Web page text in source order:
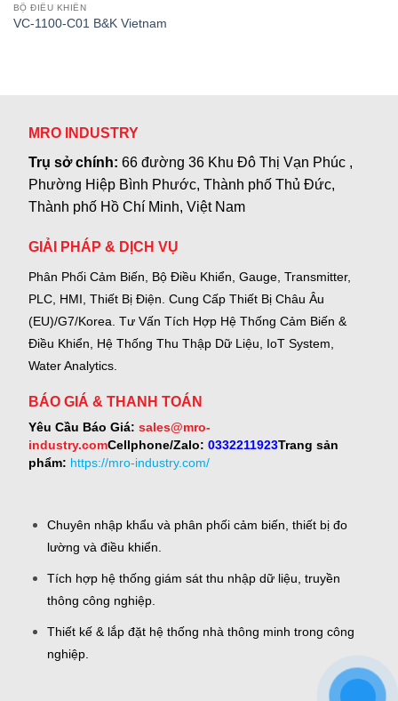
BỘ ĐIỀU KHIỂN
VC-1100-C01 B&K Vietnam
MRO INDUSTRY
Trụ sở chính:66 đường 36 Khu Đô Thị Vạn Phúc ,
Phường Hiệp Bình Phước, Thành phố Thủ Đức,
Thành phố Hồ Chí Minh, Việt Nam
GIẢI PHÁP & DỊCH VỤ
Phân Phối Cảm Biến, Bộ Điều Khiển, Gauge, Transmitter,
PLC, HMI, Thiết Bị Điện. Cung Cấp Thiết Bị Châu Âu
(EU)/G7/Korea. Tư Vấn Tích Hợp Hệ Thống Cảm Biến &
Điều Khiển, Hệ Thống Thu Thập Dữ Liệu, IoT System,
Water Analytics.
BÁO GIÁ & THANH TOÁN
Yêu Cầu Báo Giá: sales@mro-
industry.comCellphone/Zalo: 0332211923Trang sản
phẩm: https://mro-industry.com/
Chuyên nhập khẩu và phân phối cảm biến, thiết bị đo
lường và điều khiển.
Tích hợp hệ thống giám sát thu nhập dữ liệu, truyền
thông công nghiệp.
Thiết kế & lắp đặt hệ thống nhà thông minh trong công
nghiệp.